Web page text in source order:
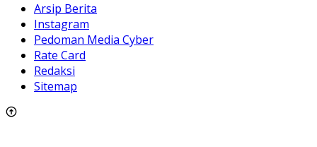
Arsip Berita
Instagram
Pedoman Media Cyber
Rate Card
Redaksi
Sitemap